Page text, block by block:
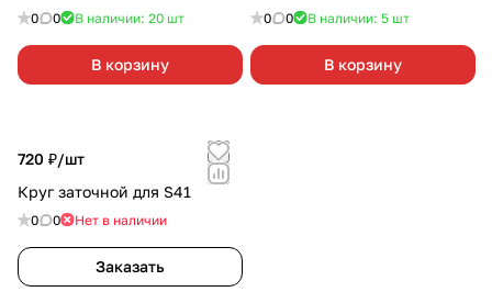
0 0 В наличии: 20 шт
В корзину
0 0 В наличии: 5 шт
В корзину
720 ₽/шт
Круг заточной для S41
0 0 Нет в наличии
Заказать